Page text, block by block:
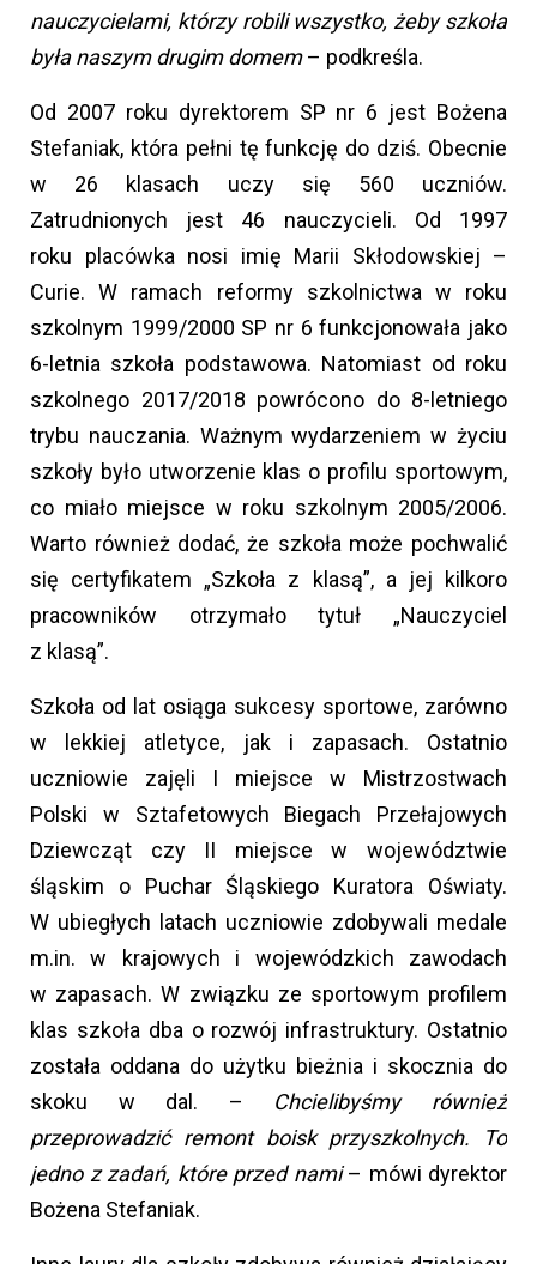
nauczycielami, którzy robili wszystko, żeby szkoła
była naszym drugim domem– podkreśla.
Od 2007 roku dyrektorem SP nr 6 jest Bożena
Stefaniak, która pełni tę funkcję do dziś. Obecnie
w 26 klasach uczy się 560 uczniów.
Zatrudnionych jest 46 nauczycieli. Od 1997
roku placówka nosi imię Marii Skłodowskiej –
Curie. W ramach reformy szkolnictwa w roku
szkolnym 1999/2000 SP nr 6 funkcjonowała jako
6-letnia szkoła podstawowa. Natomiast od roku
szkolnego 2017/2018 powrócono do 8-letniego
trybu nauczania. Ważnym wydarzeniem w życiu
szkoły było utworzenie klas o profilu sportowym,
co miało miejsce w roku szkolnym 2005/2006.
Warto również dodać, że szkoła może pochwalić
się certyfikatem „Szkoła z klasą”, a jej kilkoro
pracowników otrzymało tytuł „Nauczyciel
z klasą”.
Szkoła od lat osiąga sukcesy sportowe, zarówno
w lekkiej atletyce, jak i zapasach. Ostatnio
uczniowie zajęli I miejsce w Mistrzostwach
Polski w Sztafetowych Biegach Przełajowych
Dziewcząt czy II miejsce w województwie
śląskim o Puchar Śląskiego Kuratora Oświaty.
W ubiegłych latach uczniowie zdobywali medale
m.in. w krajowych i wojewódzkich zawodach
w zapasach. W związku ze sportowym profilem
klas szkoła dba o rozwój infrastruktury. Ostatnio
została oddana do użytku bieżnia i skocznia do
skoku w dal. – Chcielibyśmy również
przeprowadzić remont boisk przyszkolnych. To
jedno z zadań, które przed nami– mówi dyrektor
Bożena Stefaniak.